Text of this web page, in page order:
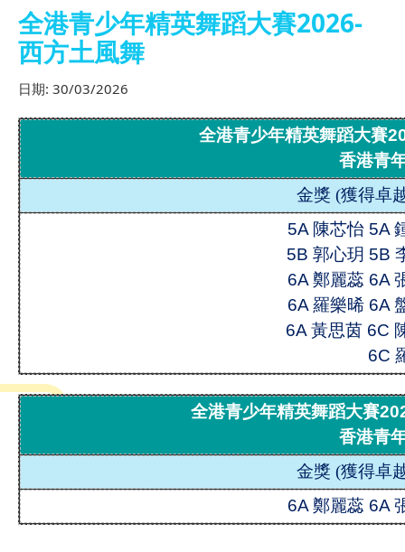
全港青少年精英舞蹈大賽2026-
西方土風舞
日期: 30/03/2026
全港青少年精英舞蹈大賽
香港青
金獎 (獲得卓
5A 陳芯怡 5A
5B 郭心玥 5B
6A 鄭麗蕊 6A
6A 羅樂晞 6A
6A 黃思茵 6C
6C
全港青少年精英舞蹈大賽
香港青
金獎 (獲得卓
6A 鄭麗蕊 6A